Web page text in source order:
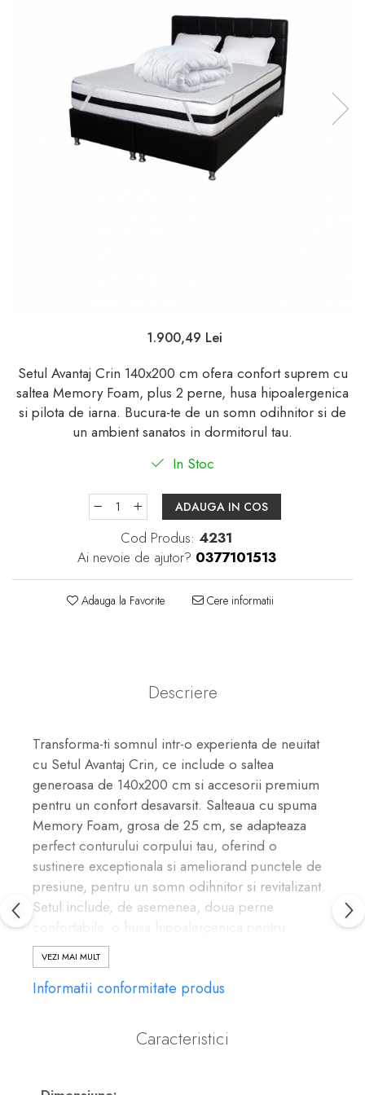
1.900,49 Lei
Setul Avantaj Crin 140x200 cm ofera confort suprem cu
saltea Memory Foam, plus 2 perne, husa hipoalergenica
si pilota de iarna. Bucura-te de un somn odihnitor si de
un ambient sanatos in dormitorul tau.
In Stoc
ADAUGA IN COS
Cod Produs: 4231
Ai nevoie de ajutor? 0377101513
Adauga la Favorite Cere informatii
Descriere
Transforma-ti somnul intr-o experienta de neuitat
cu Setul Avantaj Crin, ce include o saltea
generoasa de 140x200 cm si accesorii premium
pentru un confort desavarsit. Salteaua cu spuma
Memory Foam, grosa de 25 cm, se adapteaza
perfect conturului corpului tau, oferind o
sustinere exceptionala si ameliorand punctele de
presiune, pentru un somn odihnitor si revitalizant.
Setul include, de asemenea, doua perne
confortabile, o husa hipoalergenica pentru
protectia saltelei si o pilota groasa de iarna, toate
create pentru a-ti asigura un ambient de somn
optim si igienic.
Confort personalizat:Stratul de 4 cm
VEZI MAI MULT
Informatii conformitate produs
Caracteristici